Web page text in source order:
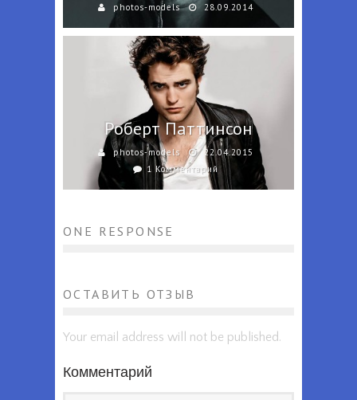
photos-models 28.09.2014
Роберт Паттинсон
photos-models
22.04.2015
1 Комментарий
ONE RESPONSE
ОСТАВИТЬ ОТЗЫВ
Your email address will not be published.
Комментарий